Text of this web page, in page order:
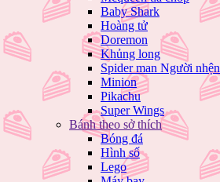
Baby Shark
Hoàng tử
Doremon
Khủng long
Spider man Người nhện
Minion
Pikachu
Super Wings
Bánh theo sở thích
Bóng đá
Hình số
Lego